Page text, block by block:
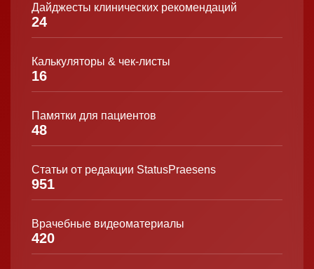
Дайджесты клинических рекомендаций
24
Калькуляторы & чек-листы
16
Памятки для пациентов
48
Статьи от редакции StatusPraesens
951
Врачебные видеоматериалы
420